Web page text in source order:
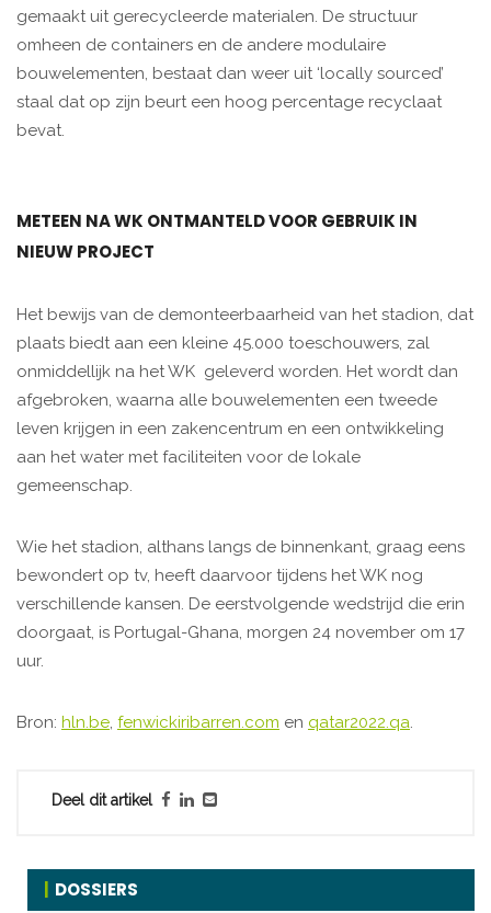
gemaakt uit gerecycleerde materialen. De structuur
omheen de containers en de andere modulaire
bouwelementen, bestaat dan weer uit ‘locally sourced’
staal dat op zijn beurt een hoog percentage recyclaat
bevat.
METEEN NA WK ONTMANTELD VOOR GEBRUIK IN
NIEUW PROJECT
Het bewijs van de demonteerbaarheid van het stadion, dat
plaats biedt aan een kleine 45.000 toeschouwers, zal
onmiddellijk na het WK geleverd worden. Het wordt dan
afgebroken, waarna alle bouwelementen een tweede
leven krijgen in een zakencentrum en een ontwikkeling
aan het water met faciliteiten voor de lokale
gemeenschap.
Wie het stadion, althans langs de binnenkant, graag eens
bewondert op tv, heeft daarvoor tijdens het WK nog
verschillende kansen. De eerstvolgende wedstrijd die erin
doorgaat, is Portugal-Ghana, morgen 24 november om 17
uur.
Bron: hln.be, fenwickiribarren.com en qatar2022.qa.
Deel dit artikel
DOSSIERS